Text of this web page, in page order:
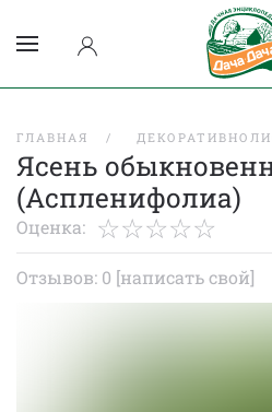
ГЛАВНАЯ
Ясень
(Аспленифолиа)
Оценка:
Отзывов: 0 [написать свой]